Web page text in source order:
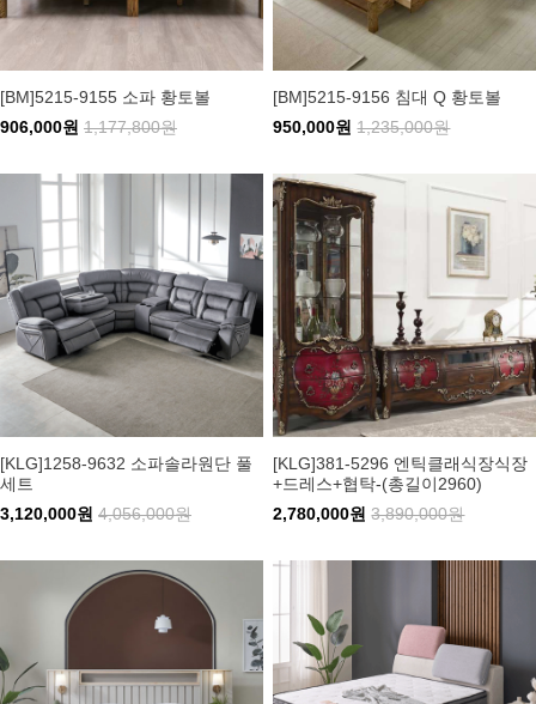
[BM]5215-9155 소파 황토볼
906,000원 1,177,800원
[BM]5215-9156 침대 Q 황토볼
950,000원 1,235,000원
[KLG]1258-9632 소파솔라원단 풀
세트
3,120,000원 4,056,000원
[KLG]381-5296 엔틱클래식장식장
+드레스+협탁-(총길이2960)
2,780,000원 3,890,000원